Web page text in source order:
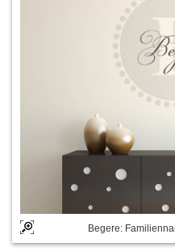
Begere: